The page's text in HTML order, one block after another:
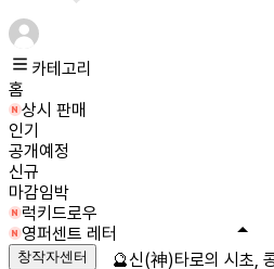
카테고리
홈
상시 판매
인기
공개예정
신규
마감임박
럭키드로우
영퍼센트 레터
창작자센터 🔮신(神)타로의 시초,